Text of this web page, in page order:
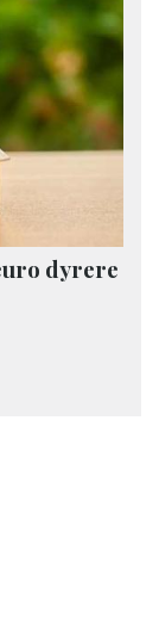
dyrere